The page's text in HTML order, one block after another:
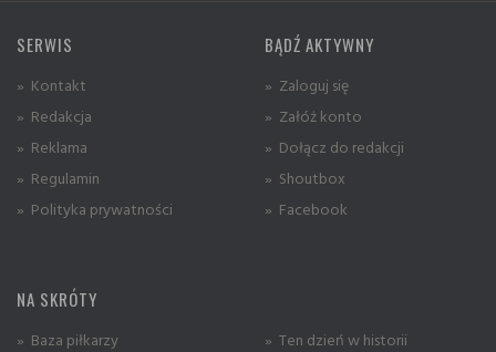
SERWIS
» Kontakt
» Redakcja
» Reklama
» Regulamin
» Polityka prywatności
BĄDŹ AKTYWNY
» Zaloguj się
» Załóż konto
» Dołącz do redakcji
» Shoutbox
» Facebook
NA SKRÓTY
» Baza piłkarzy » Ten dzień w historii